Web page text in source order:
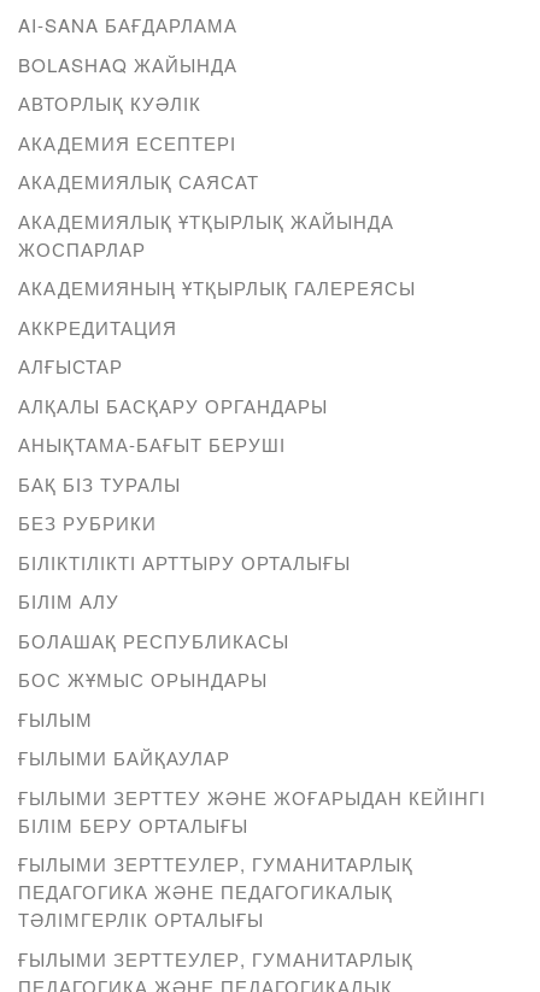
AI-SANA БАҒДАРЛАМА
BOLASHAQ ЖАЙЫНДА
АВТОРЛЫҚ КУӘЛІК
АКАДЕМИЯ ЕСЕПТЕРІ
АКАДЕМИЯЛЫҚ САЯСАТ
АКАДЕМИЯЛЫҚ ҰТҚЫРЛЫҚ ЖАЙЫНДА
ЖОСПАРЛАР
АКАДЕМИЯНЫҢ ҰТҚЫРЛЫҚ ГАЛЕРЕЯСЫ
АККРЕДИТАЦИЯ
АЛҒЫСТАР
АЛҚАЛЫ БАСҚАРУ ОРГАНДАРЫ
АНЫҚТАМА-БАҒЫТ БЕРУШІ
БАҚ БІЗ ТУРАЛЫ
БЕЗ РУБРИКИ
БІЛІКТІЛІКТІ АРТТЫРУ ОРТАЛЫҒЫ
БІЛІМ АЛУ
БОЛАШАҚ РЕСПУБЛИКАСЫ
БОС ЖҰМЫС ОРЫНДАРЫ
ҒЫЛЫМ
ҒЫЛЫМИ БАЙҚАУЛАР
ҒЫЛЫМИ ЗЕРТТЕУ ЖӘНЕ ЖОҒАРЫДАН КЕЙІНГІ
БІЛІМ БЕРУ ОРТАЛЫҒЫ
ҒЫЛЫМИ ЗЕРТТЕУЛЕР, ГУМАНИТАРЛЫҚ
ПЕДАГОГИКА ЖӘНЕ ПЕДАГОГИКАЛЫҚ
ТӘЛІМГЕРЛІК ОРТАЛЫҒЫ
ҒЫЛЫМИ ЗЕРТТЕУЛЕР, ГУМАНИТАРЛЫҚ
ПЕДАГОГИКА ЖӘНЕ ПЕДАГОГИКАЛЫҚ